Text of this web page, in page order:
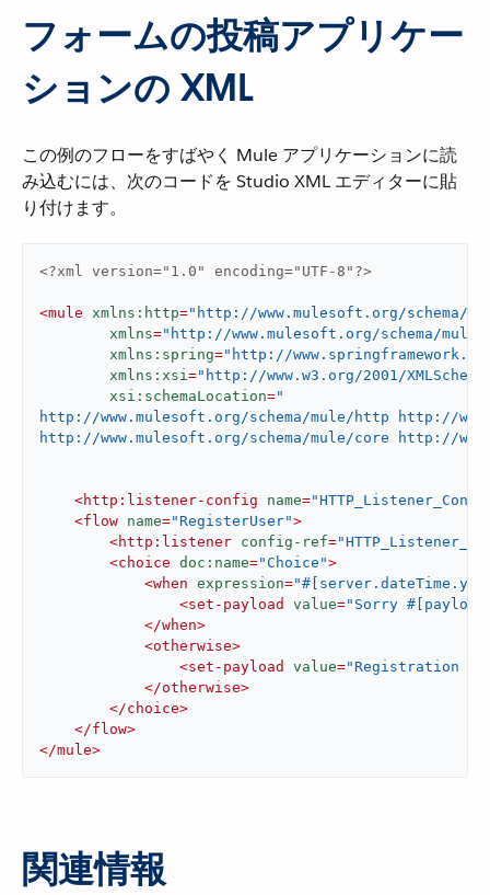
フォームの投稿アプリケー
ションの XML
この例のフローをすばやく Mule アプリケーションに読
み込むには、次のコードを Studio XML エディターに貼
り付けます。
<?xml version="1.0" encoding="UTF-8"?>
<mule xmlns:http="http://www.mulesoft.org/schema/
xmlns="http://www.mulesoft.org/schema/mule/
xmlns:spring="http://
xmlns:xsi="http://www.w3.org/2001/
xsi:schemaLocation="
http://www.mulesoft.org/schema/mule/http http://
http://www.mulesoft.org/schema/mule/core http://
<http:listener-config name=
<flow name="RegisterUser">
<http:listener config-ref=
<choice doc:name="Choice">
<when expression=
<set-payload value="Sorry
</when>
<otherwise>
<set-payload value="Registration
</otherwise>
</choice>
</flow>
</mule>
関連情報